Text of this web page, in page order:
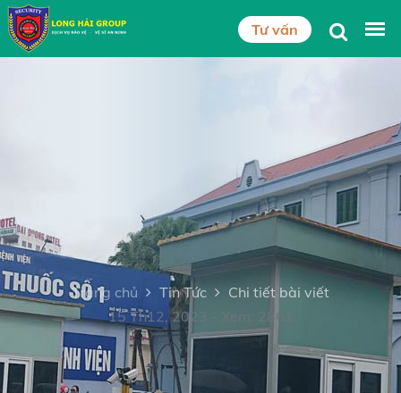
Tư vấn
Trang chủ Tin Tức
Chi tiết bài viết
15 Th12, 2023 - Xem: 2861